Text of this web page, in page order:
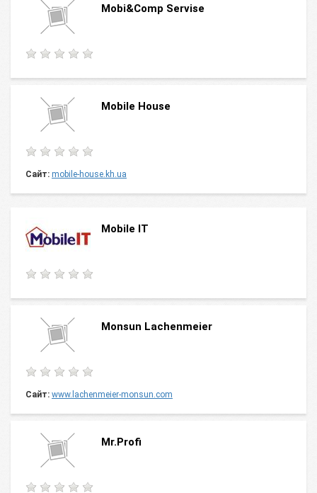
Mobi&Comp Servise
Mobile House
Сайт: mobile-house.kh.ua
Mobile IT
Monsun Lachenmeier
Сайт: www.lachenmeier-monsun.com
Mr.Profi